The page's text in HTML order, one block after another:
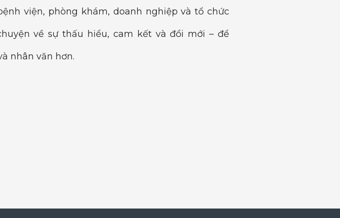
viện, phòng khám, doanh nghiệp và tổ chức
về sự thấu hiểu, cam kết và đổi mới – để
nhân văn hơn.